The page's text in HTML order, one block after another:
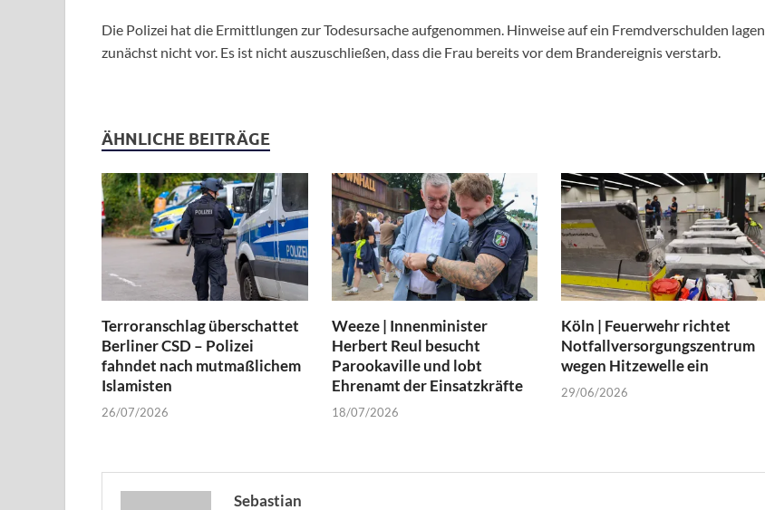
Die Polizei hat die Ermittlungen zur Todesursache aufgenommen. Hinweise auf ein Fremdverschulden lagen
zunächst nicht vor. Es ist nicht auszuschließen, dass die Frau bereits vor dem Brandereignis verstarb.
ÄHNLICHE BEITRÄGE
Terroranschlag überschattet
Berliner CSD – Polizei
fahndet nach mutmaßlichem
Islamisten
26/07/2026
Weeze | Innenminister
Herbert Reul besucht
Parookaville und lobt
Ehrenamt der Einsatzkräfte
18/07/2026
Köln | Feuerwehr richtet
Notfallversorgungszentrum
wegen Hitzewelle ein
29/06/2026
Sebastian